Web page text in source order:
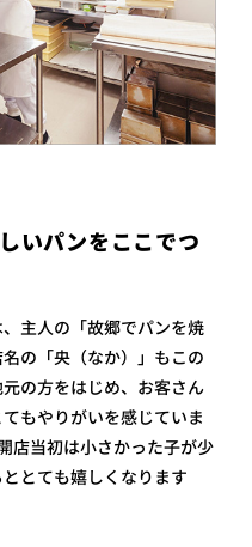
いパンをここでつ
主人の「故郷でパンを焼
の「央（なか）」もこの
の方をはじめ、お客さん
もやりがいを感じていま
店当初は小さかった子が少
とても嬉しくなります